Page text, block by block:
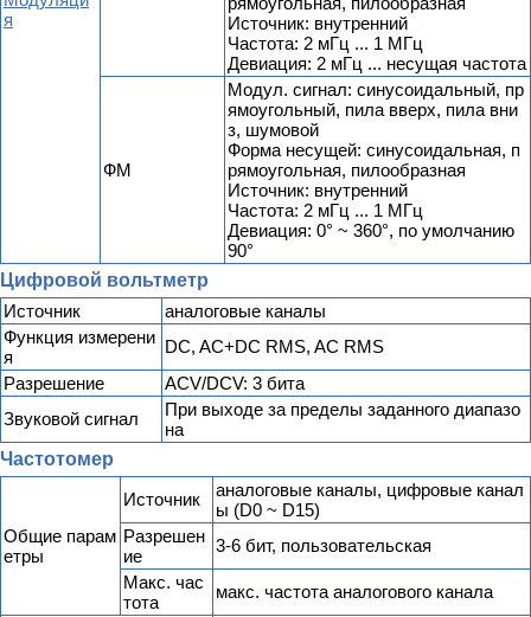
я
Источник: внутренний
Частота: 2 мГц ... 1 МГц
Девиация: 2 мГц ... несущая частота
ФМ
Модул. сигнал: синусоидальный, пр
ямоугольный, пила вверх, пила вни
з, шумовой
Форма несущей: синусоидальная, п
рямоугольная, пилообразная
Источник: внутренний
Частота: 2 мГц ... 1 МГц
Девиация: 0° ~ 360°, по умолчанию
90°
Цифровой вольтметр
Источник
аналоговые каналы
Функция измерени
я
DC, AC+DC RMS, AC RMS
Разрешение
ACV/DCV: 3 бита
Звуковой сигнал
При выходе за пределы заданного диапазо
на
Частотомер
Общие парам
етры
Источник
аналоговые каналы, цифровые канал
ы (D0 ~ D15)
Разрешен
ие
3-6 бит, пользовательская
Макс. час
тота
макс. частота аналогового канала